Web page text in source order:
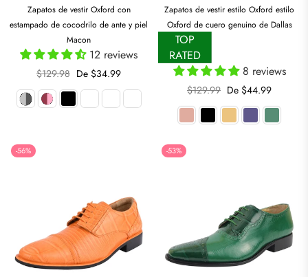
Zapatos de vestir Oxford con
estampado de cocodrilo de ante y piel
Macon
12 reviews
Precio
habitual
$129.98 De $34.99
Zapatos de vestir estilo Oxford estilo
Oxford de cuero genuino de Dallas
TOP
RATED
8 reviews
Precio
habitual
$129.99 De $44.99
-56% -53%